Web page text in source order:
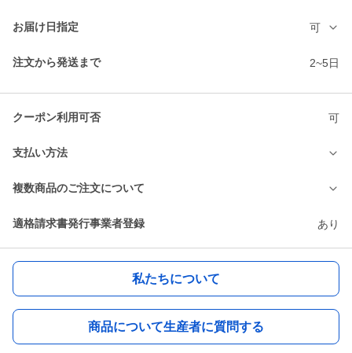
お届け日指定 可
注文から発送まで 2~5日
クーポン利用可否 可
支払い方法
複数商品のご注文について
適格請求書発行事業者登録 あり
私たちについて
商品について生産者に質問する